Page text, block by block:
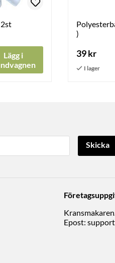
Lägg i
)
39 kr
Skicka
Epost: